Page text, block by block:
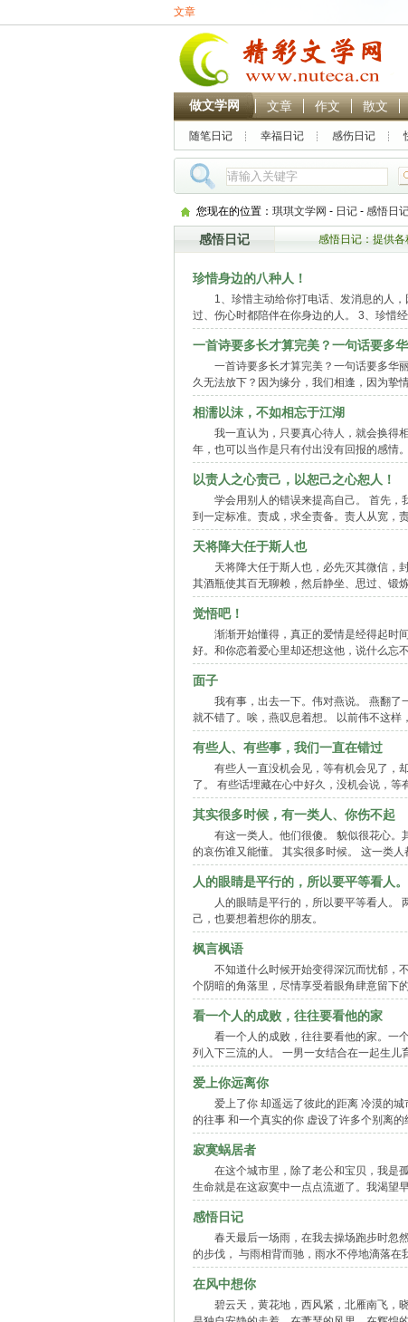
文章
做文学网 文章 作文 散文
随笔日记 幸福日记 感伤日记
您现在的位置： 琪琪文学网 - 日记 - 感悟日
感悟日记 感悟日记：提供
珍惜身边的八种人！
1、珍惜主动给你打电话、发消息的人
过、伤心时都陪伴在你身边的人。 3、珍惜
一首诗要多长才算完美？一句话要多
一首诗要多长才算完美？一句话要多华
久无法放下？因为缘分，我们相逢，因为挚
相濡以沫，不如相忘于江湖
我一直认为，只要真心待人，就会换得
年，也可以当作是只有付出没有回报的感情
以责人之心责己，以恕己之心恕人！
学会用别人的错误来提高自己。 首先，
到一定标准。责成，求全责备。责人从宽，
天将降大任于斯人也
天将降大任于斯人也，必先灭其微信，
其酒瓶使其百无聊赖，然后静坐、思过、锻
觉悟吧！
渐渐开始懂得，真正的爱情是经得起时
好。和你恋着爱心里却还想这他，说什么忘
面子
我有事，出去一下。伟对燕说。 燕翻
就不错了。唉，燕叹息着想。 以前伟不这
有些人、有些事，我们一直在错过
有些人一直没机会见，等有机会见了，
了。 有些话埋藏在心中好久，没机会说，
其实很多时候，有一类人、你伤不起
有这一类人。他们很傻。 貌似很花心。
的哀伤谁又能懂。 其实很多时候。 这一类
人的眼睛是平行的，所以要平等看人。
人的眼睛是平行的，所以要平等看人。
己，也要想着想你的朋友。
枫言枫语
不知道什么时候开始变得深沉而忧郁，
个阴暗的角落里，尽情享受着眼角肆意留下
看一个人的成败，往往要看他的家
看一个人的成败，往往要看他的家。一
列入下三流的人。 一男一女结合在一起生
爱上你远离你
爱上了你 却遥远了彼此的距离 冷漠的
的往事 和一个真实的你 虚设了许多个别离
寂寞蜗居者
在这个城市里，除了老公和宝贝，我是
生命就是在这寂寞中一点点流逝了。我渴望
感悟日记
春天最后一场雨，在我去操场跑步时忽
的步伐， 与雨相背而驰，雨水不停地滴落在
在风中想你
碧云天，黄花地，西风紧，北雁南飞，